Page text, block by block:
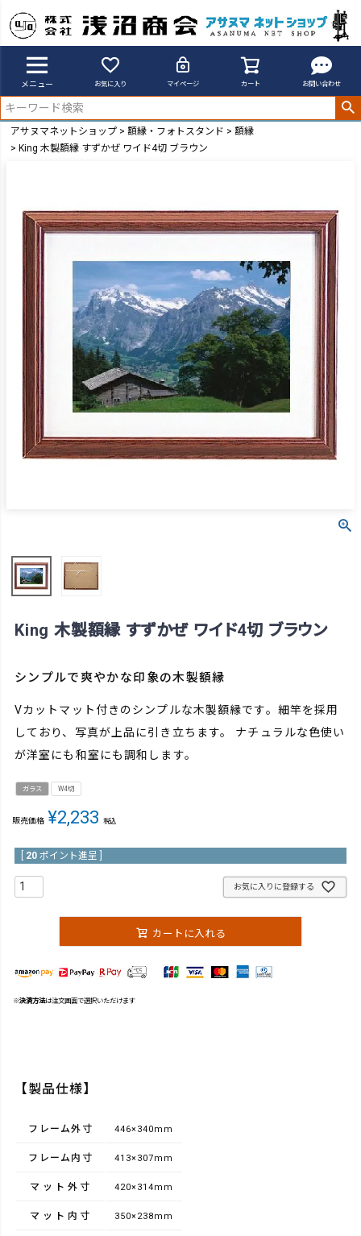
メニュー お気に入り マイページ カート お問い合わせ
アサヌマネットショップ 額縁・フォトスタンド
額縁
King 木製額縁 すずかぜ ワイド4切 ブラウン
King 木製額縁 すずかぜ ワイド4切 ブラウン
シンプルで爽やかな印象の木製額縁
Vカットマット付きのシンプルな木製額縁です。細竿を採用
しており、写真が上品に引き立ちます。 ナチュラルな色使い
が洋室にも和室にも調和します。
ガラス W4切
販売価格 ¥2,233 税込
20 ポイント進呈 ]
お気に入りに登録する
カートに入れる
※決済方法は注文画面で選択いただけます
【製品仕様】
フレーム外寸 446×340mm
フレーム内寸 413×307mm
マット外寸 420×314mm
マット内寸 350×238mm